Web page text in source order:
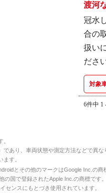
渡河
冠水
合の
扱い
ださ
対象
6件中 1
あり、車両状態や測定方法などで異な
す。
とその他のマークはGoogle Inc.の商
の国で登録されたApple Inc.の商標です。
センスにもとづき使用されています。